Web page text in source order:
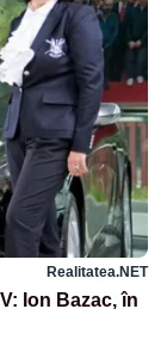
Realitatea.NET
Ion Bazac, în